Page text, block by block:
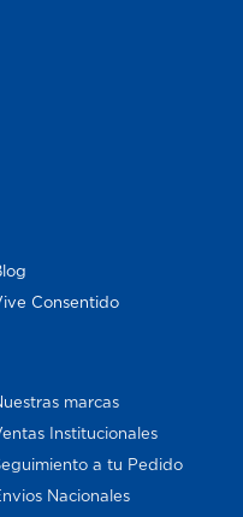
Consentido
marcas
Institucionales
a tu Pedido
Nacionales